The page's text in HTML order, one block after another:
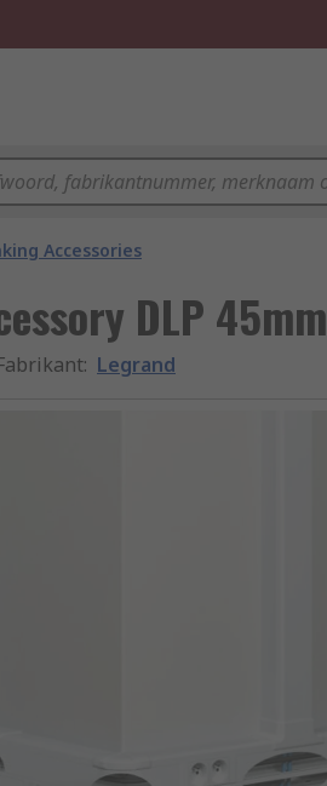
Accessories
DLP 45mm
: Legrand